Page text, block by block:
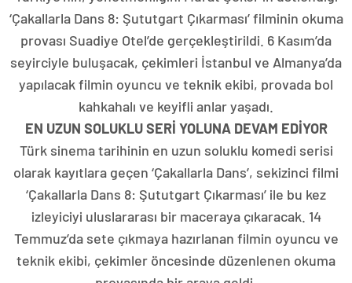
‘Çakallarla Dans 8: Şututgart Çıkarması’ filminin okuma
provası Suadiye Otel’de gerçekleştirildi. 6 Kasım’da
seyirciyle buluşacak, çekimleri İstanbul ve Almanya’da
yapılacak filmin oyuncu ve teknik ekibi, provada bol
kahkahalı ve keyifli anlar yaşadı.
EN UZUN SOLUKLU SERİ YOLUNA DEVAM EDİYOR
Türk sinema tarihinin en uzun soluklu komedi serisi
olarak kayıtlara geçen ‘Çakallarla Dans’, sekizinci filmi
‘Çakallarla Dans 8: Şututgart Çıkarması’ ile bu kez
izleyiciyi uluslararası bir maceraya çıkaracak. 14
Temmuz’da sete çıkmaya hazırlanan filmin oyuncu ve
teknik ekibi, çekimler öncesinde düzenlenen okuma